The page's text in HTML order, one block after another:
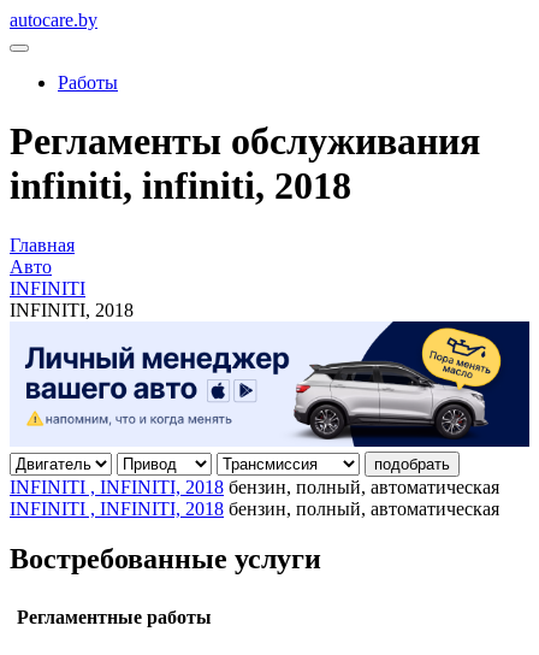
autocare.by
Работы
Регламенты обслуживания
infiniti, infiniti, 2018
Главная
Авто
INFINITI
INFINITI, 2018
подобрать
INFINITI , INFINITI, 2018 бензин, полный, автоматическая
INFINITI , INFINITI, 2018 бензин, полный, автоматическая
Востребованные услуги
Регламентные работы